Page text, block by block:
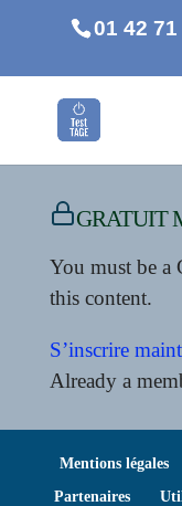
01 42 71
GRATUIT
You must be a
this content.
S’inscrire
Already a
Mentions légales
Partenaires